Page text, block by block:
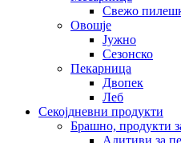
Свежо
Овошје
Јужно
Сезонско
Пекарница
Двопек
Леб
Секојдневни продукти
Брашно, продукти
Адитиви за